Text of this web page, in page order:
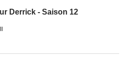
Derrick - Saison 12